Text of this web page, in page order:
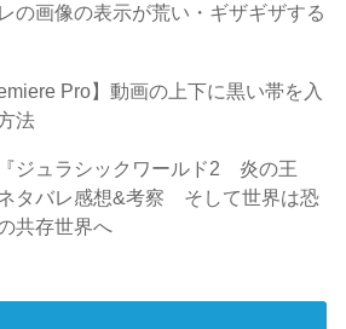
の画像の表示が荒い・ギザギザする
Pro】動画の上下に黒い帯を入
法
ジュラシックワールド2 炎の王
タバレ感想&考察 そして世界は恐
共存世界へ